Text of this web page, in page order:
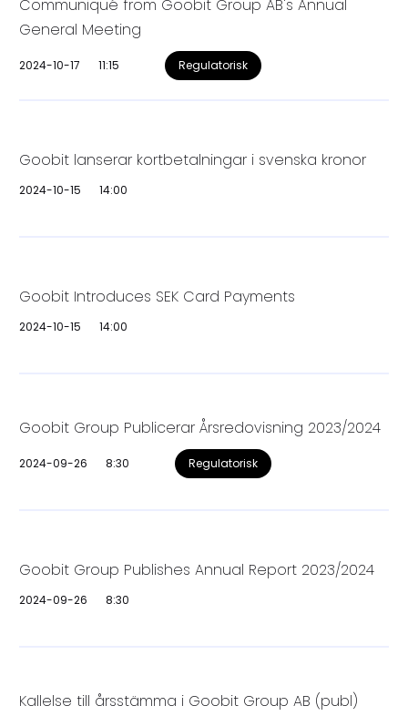
Communiqué from Goobit Group AB's Annual
General Meeting
2024-10-17 11:15 Regulatorisk
Goobit lanserar kortbetalningar i svenska kronor
2024-10-15 14:00
Goobit Introduces SEK Card Payments
2024-10-15 14:00
Goobit Group Publicerar Årsredovisning 2023/2024
2024-09-26 8:30 Regulatorisk
Goobit Group Publishes Annual Report 2023/2024
2024-09-26 8:30
Kallelse till årsstämma i Goobit Group AB (publ)